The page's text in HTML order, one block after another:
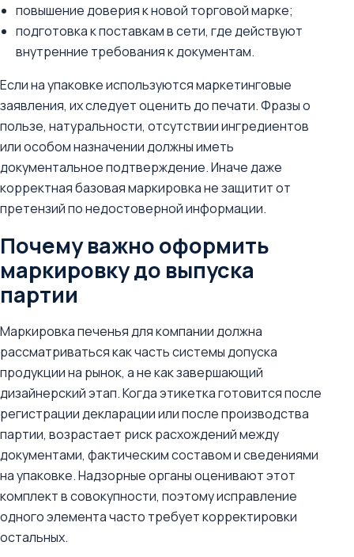
повышение доверия к новой торговой марке;
подготовка к поставкам в сети, где действуют
внутренние требования к документам.
Если на упаковке используются маркетинговые
заявления, их следует оценить до печати. Фразы о
пользе, натуральности, отсутствии ингредиентов
или особом назначении должны иметь
документальное подтверждение. Иначе даже
корректная базовая маркировка не защитит от
претензий по недостоверной информации.
Почему важно оформить
маркировку до выпуска
партии
Маркировка печенья для компании должна
рассматриваться как часть системы допуска
продукции на рынок, а не как завершающий
дизайнерский этап. Когда этикетка готовится после
регистрации декларации или после производства
партии, возрастает риск расхождений между
документами, фактическим составом и сведениями
на упаковке. Надзорные органы оценивают этот
комплект в совокупности, поэтому исправление
одного элемента часто требует корректировки
остальных.